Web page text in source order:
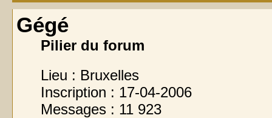
Gégé
Pilier du forum
Lieu : Bruxelles
Inscription : 17-04-2006
Messages : 11 923